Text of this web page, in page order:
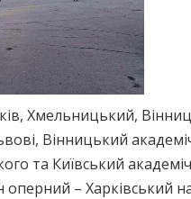
Хмельницький,
Вінницький
та Київський
– Харківський